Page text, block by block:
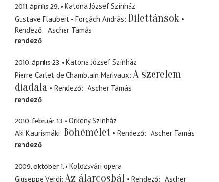
2011. április 29.
Katona József Színház
Gustave Flaubert - Forgách András Dilettánsok
Rendező
Ascher Tamás
rendező
2010. április 23.
Katona József Színház
Pierre Carlet de Chamblain Marivaux A szerelem
diadala
Rendező
Ascher Tamás
rendező
2010. február 13.
Örkény Színház
Aki Kaurismäki Bohémélet Rendező
Ascher Tamás
rendező
2009. október 1.
Kolozsvári opera
Giuseppe Verdi Az álarcosbál Rendező
Ascher